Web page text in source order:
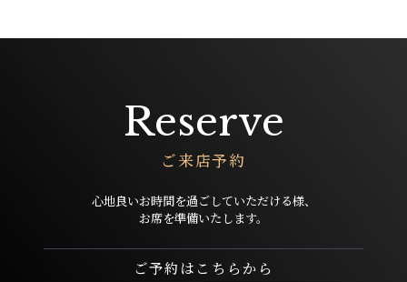
Reserve
ご来店予約
心地良いお時間を過ごしていただける様、
お席を準備いたします。
ご予約はこちらから